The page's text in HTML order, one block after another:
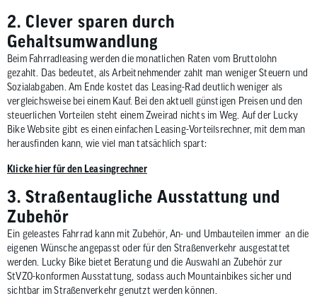
2. Clever sparen durch
Gehaltsumwandlung
Beim Fahrradleasing werden die monatlichen Raten vom Bruttolohn
gezahlt. Das bedeutet, als Arbeitnehmender zahlt man weniger Steuern und
Sozialabgaben. Am Ende kostet das Leasing-Rad deutlich weniger als
vergleichsweise bei einem Kauf. Bei den aktuell günstigen Preisen und den
steuerlichen Vorteilen steht einem Zweirad nichts im Weg. Auf der Lucky
Bike Website gibt es einen einfachen Leasing-Vorteilsrechner, mit dem man
herausfinden kann, wie viel man tatsächlich spart:
Klicke hier für den Leasingrechner
3. Straßentaugliche Ausstattung und
Zubehör
Ein geleastes Fahrrad kann mit Zubehör, An- und Umbauteilen immer an die
eigenen Wünsche angepasst oder für den Straßenverkehr ausgestattet
werden. Lucky Bike bietet Beratung und die Auswahl an Zubehör zur
StVZO-konformen Ausstattung, sodass auch Mountainbikes sicher und
sichtbar im Straßenverkehr genutzt werden können.